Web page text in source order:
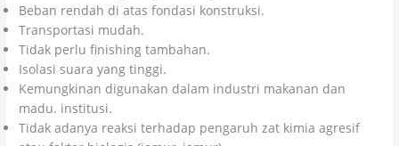
Beban rendah di atas fondasi konstruksi.
Transportasi mudah.
Tidak perlu finishing tambahan.
Isolasi suara yang tinggi.
Kemungkinan digunakan dalam industri makanan dan
madu. institusi.
Tidak adanya reaksi terhadap pengaruh zat kimia agresif